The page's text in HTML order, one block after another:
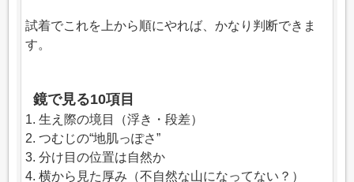
試着でこれを上から順にやれば、かなり判断できま
す。
鏡で見る10項目
1. 生え際の境目（浮き・段差）
2. つむじの“地肌っぽさ”
3. 分け目の位置は自然か
4. 横から見た厚み（不自然な山になってない？）